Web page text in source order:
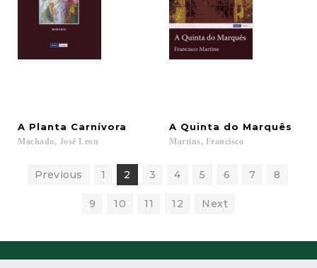
A Planta Carnívora
Machado, José Leon
A Quinta do Marquês
Martins, Francisco
Previous 1 2 3 4 5 6 7 8
9 10 11 12 Next